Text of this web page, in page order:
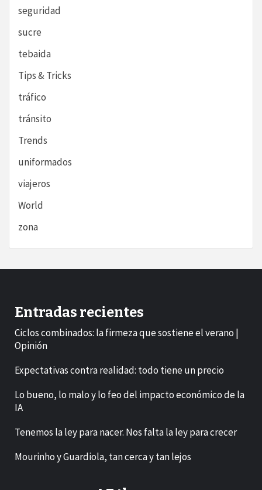
seguridad
sucre
tebaida
Tips & Tricks
tráfico
tránsito
Trends
uniformados
viajeros
World
zona
Entradas recientes
Ciclos combinados: la firmeza que sostiene el verano |
Opinión
Expectativas contra realidad: todo tiene un precio
Lo bueno, lo malo y lo feo del impacto económico de la
IA
Tenemos la ley para nacer. Nos falta la ley para crecer
Mourinho y Guardiola, tan cerca y tan lejos